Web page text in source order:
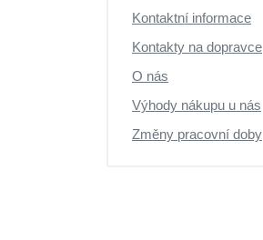
Kontaktní informace
Kontakty na dopravce
O nás
Výhody nákupu u nás
Změny pracovní doby